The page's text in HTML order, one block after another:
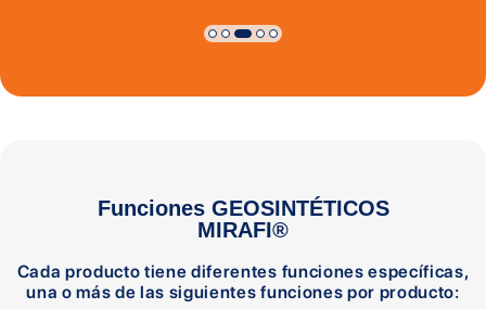
Funciones GEOSINTÉTICOS
MIRAFI®
Cada producto tiene diferentes funciones específicas,
una o más de las siguientes funciones por producto: